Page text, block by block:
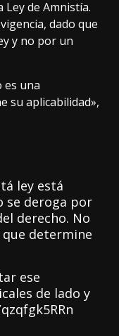
Ley de Amnistía.
dado que
y no por un
es una
su aplicabilidad»,
ley está
se deroga por
derecho. No
que determine
ese
de lado y